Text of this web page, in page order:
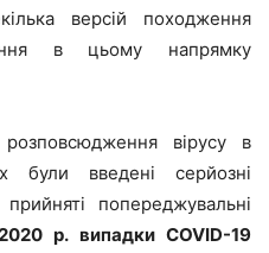
версій походження
в цьому напрямку
вірусу в
були введені серйозні
попереджувальні
р. випадки COVID-19